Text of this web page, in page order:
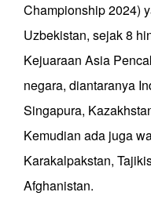
Championship 2024)
Uzbekistan, sejak 8
Kejuaraan Asia
negara, diantaranya
Singapura,
Kemudian ada juga
Karakalpakstan,
Afghanistan.